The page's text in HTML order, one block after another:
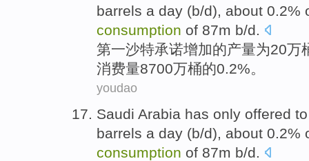
barrels a day (b/d), about 0.2%
consumption of 87m b/d.
第一沙特承诺增加的产量为20万
消费量8700万桶的0.2%。
youdao
Saudi Arabia has only offered
barrels a day (b/d), about 0.2%
consumption of 87m b/d.